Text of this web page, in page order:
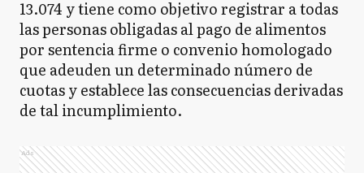
13.074 y tiene como objetivo registrar a todas
las personas obligadas al pago de alimentos
por sentencia firme o convenio homologado
que adeuden un determinado número de
cuotas y establece las consecuencias derivadas
de tal incumplimiento.
Ads